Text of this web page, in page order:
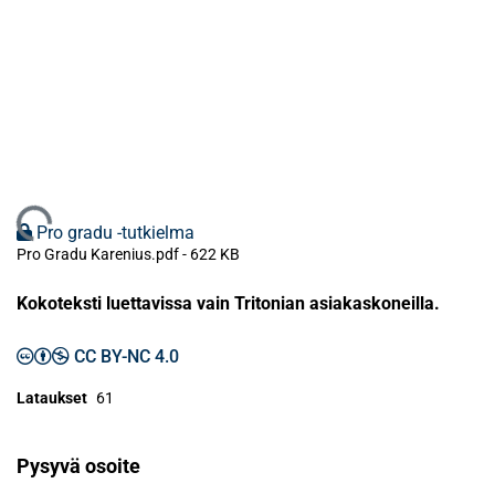
Ladataan...Pro gradu -tutkielma
Pro Gradu Karenius.pdf - 622 KB
Kokoteksti luettavissa vain Tritonian asiakaskoneilla.
CC BY-NC 4.0
Lataukset 61
Pysyvä osoite